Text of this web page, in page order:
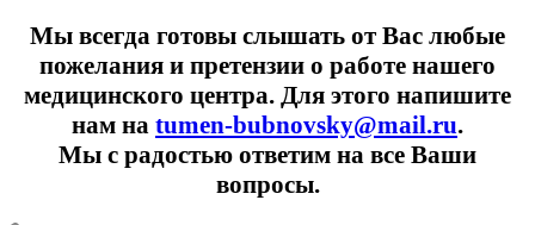
Мы всегда готовы слышать от Вас любые
пожелания и претензии о работе нашего
медицинского центра. Для этого напишите
нам на tumen-bubnovsky@mail.ru.
Мы c радостью ответим на все Ваши
вопросы.